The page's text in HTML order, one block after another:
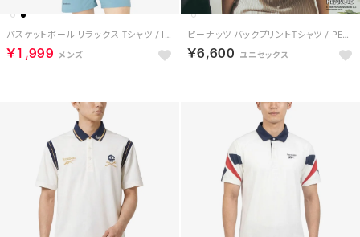
バスケットボール リラックス Tシャツ / ID BASKETBALL RELAXED T-SHIRT （ブラック）
￥1,999
ピーナッツ バックプリントTシャツ / PEANUTS BACK PRINT Tee （ホワイト）
￥6,600